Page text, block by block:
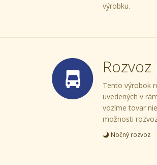
výrobku.
Tento výrobok
uvedených v
vozíme tovar
možnosti
Nočný rozvoz